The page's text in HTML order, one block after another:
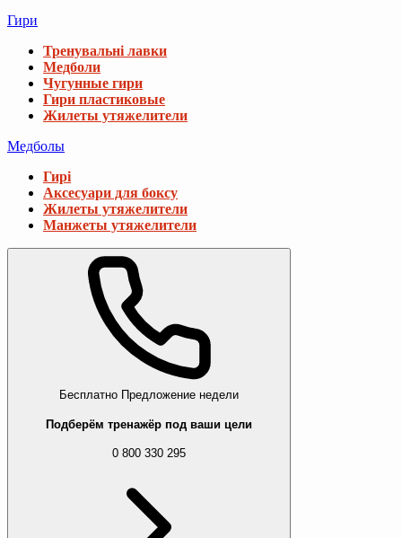
Гири
Тренувальні лавки
Медболи
Чугунные гири
Гири пластиковые
Жилеты утяжелители
Медболы
Гирі
Аксесуари для боксу
Жилеты утяжелители
Манжеты утяжелители
Бесплатно Предложение недели
Подберём тренажёр под ваши цели
0 800 330 295